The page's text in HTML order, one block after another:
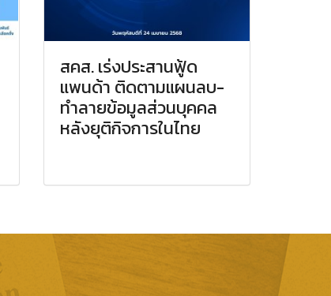
สคส. เร่งประสานฟู้ด
แพนด้า ติดตามแผนลบ-
ทำลายข้อมูลส่วนบุคคล
หลังยุติกิจการในไทย